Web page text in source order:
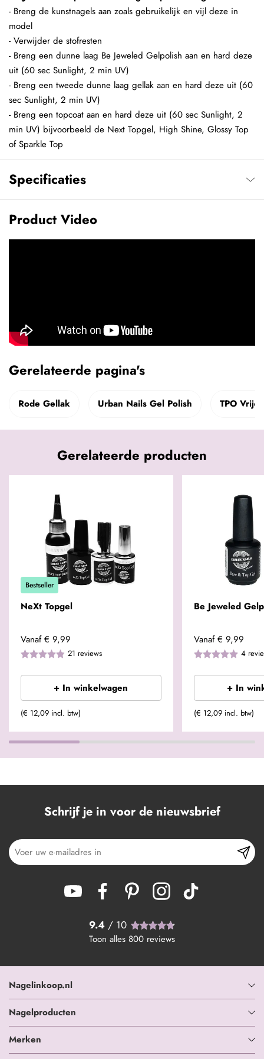
- Breng de kunstnagels aan zoals gebruikelijk en vijl deze in
model
- Verwijder de stofresten
- Breng een dunne laag Be Jeweled Gelpolish aan en hard deze
uit (60 sec Sunlight, 2 min UV)
- Breng een tweede dunne laag gellak aan en hard deze uit (60
sec Sunlight, 2 min UV)
- Breng een topcoat aan en hard deze uit (60 sec Sunlight, 2
min UV) bijvoorbeeld de Next Topgel, High Shine, Glossy Top
of Sparkle Top
Specificaties
Product Video
Gerelateerde pagina's
Rode Gellak Urban Nails Gel Polish TPO Vrije
Gerelateerde producten
Bestseller
NeXt Topgel
Vanaf € 9,99
21 reviews
+ In winkelwagen
(€ 12,09 incl. btw)
Be Jeweled
Vanaf € 9,99
4
+ In
(€ 12,09 incl. btw)
Schrijf je in voor de nieuwsbrief
9.4 / 10
Toon alles 800 reviews
Nagelinkoop.nl
Nagelproducten
Merken